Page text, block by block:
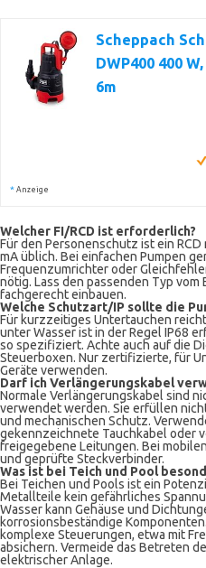
Scheppach
DWP400 400
6m
* Anzeige
Welcher FI/RCD ist erforderlich?
Für den Personenschutz ist ein
mA üblich. Bei einfachen Pumpen
Frequenzumrichter oder
nötig. Lass den passenden Typ
fachgerecht einbauen.
Welche Schutzart/IP sollte die
Für kurzzeitiges Untertauchen
unter Wasser ist in der Regel IP68
so spezifiziert. Achte auch auf die
Steuerboxen. Nur zertifizierte, für
Geräte verwenden.
Darf ich Verlängerungskabel
Normale Verlängerungskabel sind
verwendet werden. Sie erfüllen
und mechanischen Schutz.
gekennzeichnete Tauchkabel oder
freigegebene Leitungen. Bei
und geprüfte Steckverbinder.
Was ist bei Teich und Pool
Bei Teichen und Pools ist ein
Metallteile kein gefährliches
Wasser kann Gehäuse und
korrosionsbeständige
komplexe Steuerungen, etwa mit
absichern. Vermeide das Betreten
elektrischer Anlage.